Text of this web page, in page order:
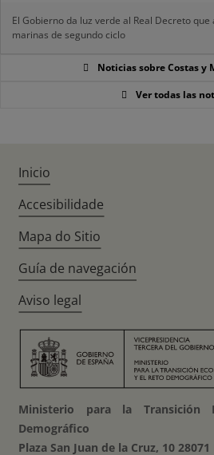
El Gobierno da luz verde al Real Decreto
marinas de segundo ciclo
Noticias sobre Costas y
Ver todas las
Inicio
Accesibilidade
Mapa do Sitio
Guía de navegación
Aviso legal
Ministerio para la Transición
Demográfico
Plaza San Juan de la Cruz, 10